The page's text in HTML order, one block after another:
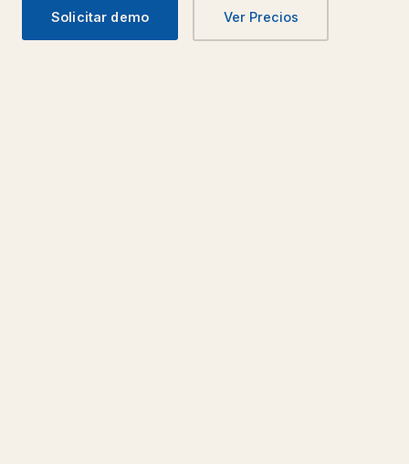
Solicitar demo Ver Precios